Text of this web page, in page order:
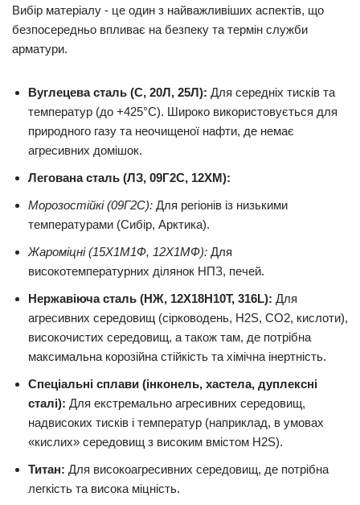
Вибір матеріалу - це один з найважливіших аспектів, що
безпосередньо впливає на безпеку та термін служби
арматури.
Вуглецева сталь (С, 20Л, 25Л): Для середніх тисків та
температур (до +425°C). Широко використовується для
природного газу та неочищеної нафти, де немає
агресивних домішок.
Легована сталь (ЛЗ, 09Г2С, 12ХМ):
Морозостійкі (09Г2С): Для регіонів із низькими
температурами (Сибір, Арктика).
Жароміцні (15Х1М1Ф, 12Х1МФ): Для
високотемпературних ділянок НПЗ, печей.
Нержавіюча сталь (НЖ, 12Х18Н10Т, 316L): Для
агресивних середовищ (сірководень, H2S, CO2, кислоти),
високочистих середовищ, а також там, де потрібна
максимальна корозійна стійкість та хімічна інертність.
Спеціальні сплави (інконель, хастела, дуплексні
сталі): Для екстремально агресивних середовищ,
надвисоких тисків і температур (наприклад, в умовах
«кислих» середовищ з високим вмістом H2S).
Титан: Для високоагресивних середовищ, де потрібна
легкість та висока міцність.